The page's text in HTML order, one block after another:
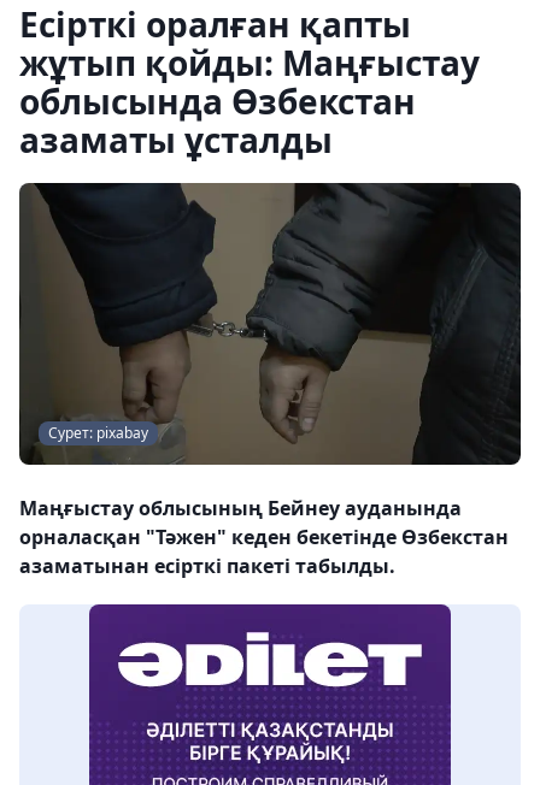
Есірткі оралған қапты
жұтып қойды: Маңғыстау
облысында Өзбекстан
азаматы ұсталды
Сурет: pixabay
Маңғыстау облысының Бейнеу ауданында
орналасқан "Тәжен" кеден бекетінде Өзбекстан
азаматынан есірткі пакеті табылды.